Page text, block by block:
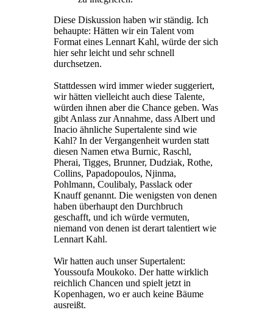
Diese Diskussion haben wir ständig. Ich
behaupte: Hätten wir ein Talent vom
Format eines Lennart Kahl, würde der sich
hier sehr leicht und sehr schnell
durchsetzen.
Stattdessen wird immer wieder suggeriert,
wir hätten vielleicht auch diese Talente,
würden ihnen aber die Chance geben. Was
gibt Anlass zur Annahme, dass Albert und
Inacio ähnliche Supertalente sind wie
Kahl? In der Vergangenheit wurden statt
diesen Namen etwa Burnic, Raschl,
Pherai, Tigges, Brunner, Dudziak, Rothe,
Collins, Papadopoulos, Njinma,
Pohlmann, Coulibaly, Passlack oder
Knauff genannt. Die wenigsten von denen
haben überhaupt den Durchbruch
geschafft, und ich würde vermuten,
niemand von denen ist derart talentiert wie
Lennart Kahl.
Wir hatten auch unser Supertalent:
Youssoufa Moukoko. Der hatte wirklich
reichlich Chancen und spielt jetzt in
Kopenhagen, wo er auch keine Bäume
ausreißt.